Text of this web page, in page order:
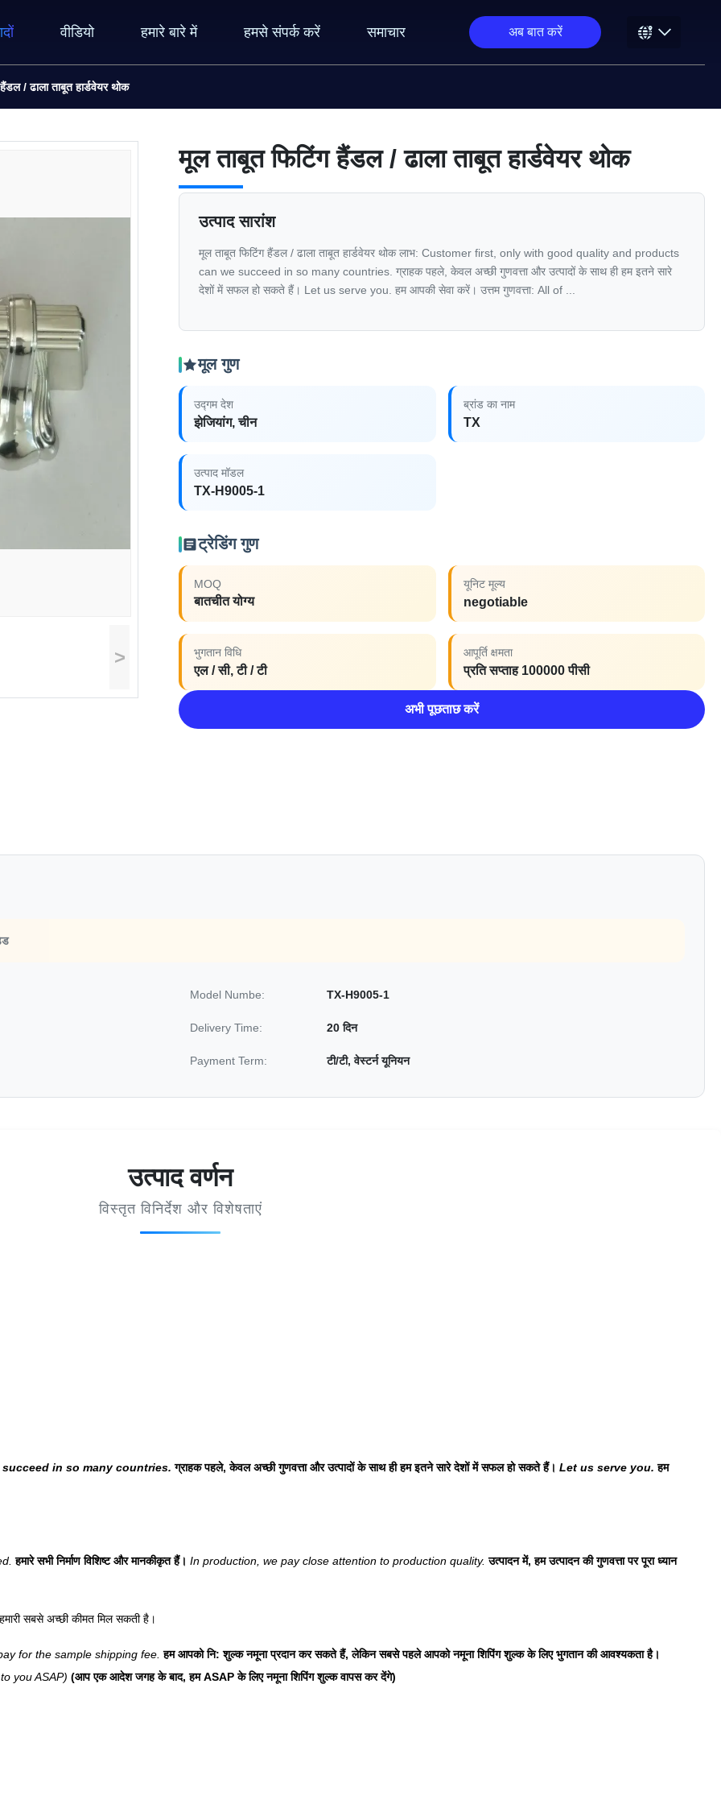
वीडियो हमारे बारे में हमसे संपर्क करें समाचार अब बात करें
/ ढाला ताबूत हार्डवेयर थोक
>
मूल ताबूत फिटिंग हैंडल / ढाला ताबूत हार्डवेयर थोक
उत्पाद सारांश
मूल ताबूत फिटिंग हैंडल / ढाला ताबूत हार्डवेयर थोक लाभ: Customer first, only with good quality and products
can we succeed in so many countries. ग्राहक पहले, केवल अच्छी गुणवत्ता और उत्पादों के साथ ही हम इतने सारे
देशों में सफल हो सकते हैं। Let us serve you. हम आपकी सेवा करें। उत्तम गुणवत्ता: All of ...
मूल गुण
उद्गम देश
झेजियांग, चीन
ब्रांड का नाम
TX
उत्पाद मॉडल
TX-H9005-1
ट्रेडिंग गुण
MOQ
बातचीत योग्य
यूनिट मूल्य
negotiable
भुगतान विधि
एल / सी, टी / टी
आपूर्ति क्षमता
प्रति सप्ताह 100000 पीसी
अभी पूछताछ करें
Model Numbe: TX-H9005-1
Delivery Time: 20 दिन
Payment Term: टी/टी, वेस्टर्न यूनियन
उत्पाद वर्णन
विस्तृत विनिर्देश और विशेषताएं
in so many countries. ग्राहक पहले, केवल अच्छी गुणवत्ता और उत्पादों के साथ ही हम इतने सारे देशों में सफल हो सकते हैं। Let us serve you. हम
हमारे सभी निर्माण विशिष्ट और मानकीकृत हैं। In production, we pay close attention to production quality. उत्पादन में, हम उत्पादन की गुणवत्ता पर पूरा ध्यान
हमारी सबसे अच्छी कीमत मिल सकती है।
for the sample shipping fee. हम आपको नि: शुल्क नमूना प्रदान कर सकते हैं, लेकिन सबसे पहले आपको नमूना शिपिंग शुल्क के लिए भुगतान की आवश्यकता है।
you ASAP) (आप एक आदेश जगह के बाद, हम ASAP के लिए नमूना शिपिंग शुल्क वापस कर देंगे)